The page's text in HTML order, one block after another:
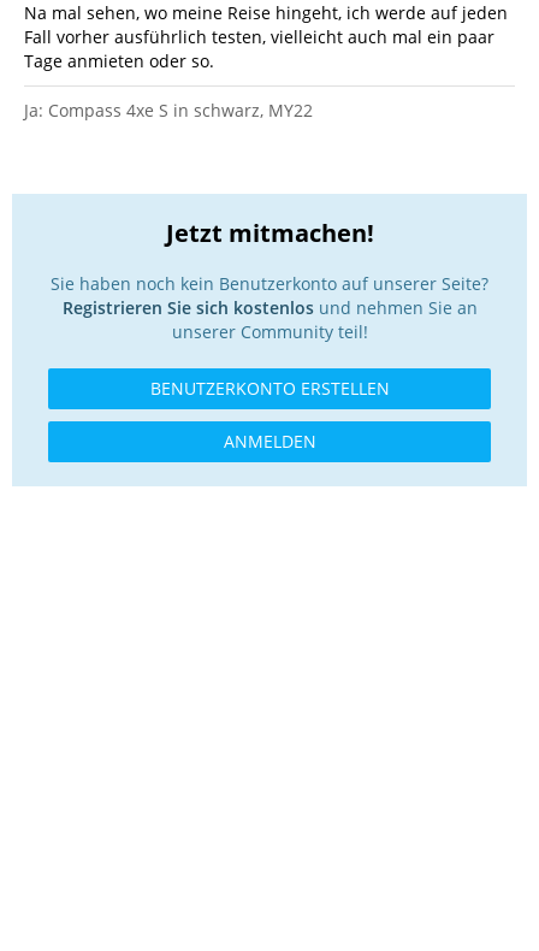
Na mal sehen, wo meine Reise hingeht, ich werde auf jeden
Fall vorher ausführlich testen, vielleicht auch mal ein paar
Tage anmieten oder so.
Ja: Compass 4xe S in schwarz, MY22
Jetzt mitmachen!
Sie haben noch kein Benutzerkonto auf unserer Seite?
Registrieren Sie sich kostenlosund nehmen Sie an
unserer Community teil!
BENUTZERKONTO ERSTELLEN
ANMELDEN